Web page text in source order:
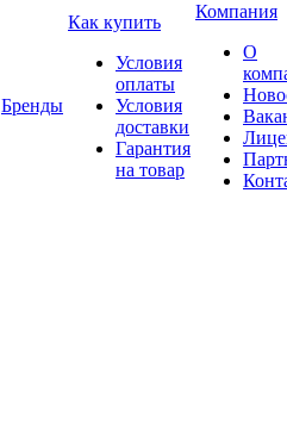
Бренды
Как купить
Условия
оплаты
Условия
доставки
Гарантия
на товар
Компания
О